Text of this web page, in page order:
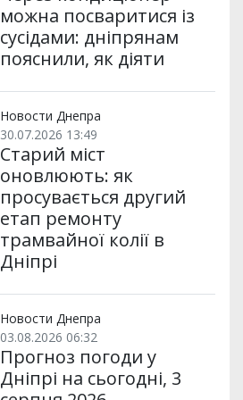
можна посваритися із
сусідами: дніпрянам
пояснили, як діяти
Новости Днепра
30.07.2026 13:49
Старий міст
оновлюють: як
просувається другий
етап ремонту
трамвайної колії в
Дніпрі
Новости Днепра
03.08.2026 06:32
Прогноз погоди у
Дніпрі на сьогодні, 3